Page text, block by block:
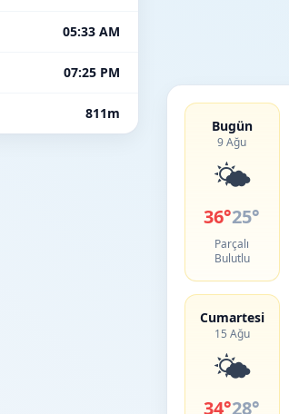
05:33 AM
07:25 PM
811m
Bugün
9 Ağu
🌤️
36°25°
Parçalı
Bulutlu
Cumartesi
15 Ağu
🌤️
34°28°